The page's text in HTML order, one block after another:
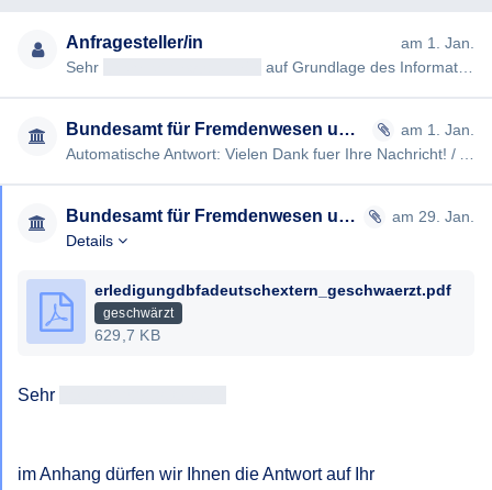
Anfragesteller/in
am 1. Jan.
Sehr
auf Grundlage des Informationsfreiheitsgesetzes (IFG) ersuche ich um Auskunft über d…
Bundesamt für Fremdenwesen und Asyl
am 1. Jan.
Bundesamt für Fremdenwesen und Asyl
am 29. Jan.
Details
erledigungdbfadeutschextern_geschwaerzt.pdf
geschwärzt
629,7 KB
Sehr
im Anhang dürfen wir Ihnen die Antwort auf Ihr